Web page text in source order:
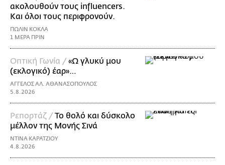
ακολουθούν τους influencers.
Και όλοι τους περιφρονούν.
ΠΩΛΙΝ ΚΟΚΛΑ
1 ΜΕΡΑ ΠΡΙΝ
Οπτική Γωνία /«Ω γλυκύ μου
(εκλογικό) έαρ»…
ΑΓΓΕΛΟΣ ΑΛ. ΑΘΑΝΑΣΟΠΟΥΛΟΣ
5.8.2026
Ρεπορτάζ /Το θολό και δύσκολο
μέλλον της Μονής Σινά
ΝΤΙΝΑ ΚΑΡΑΤΖΙΟΥ
4.8.2026